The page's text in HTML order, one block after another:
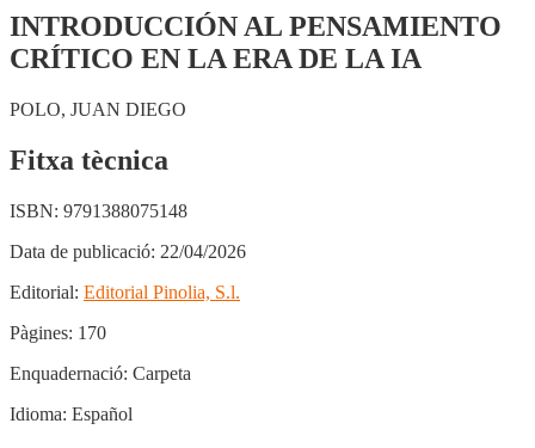
INTRODUCCIÓN AL PENSAMIENTO
CRÍTICO EN LA ERA DE LA IA
POLO, JUAN DIEGO
Fitxa tècnica
ISBN: 9791388075148
Data de publicació: 22/04/2026
Editorial: Editorial Pinolia, S.l.
Pàgines: 170
Enquadernació: Carpeta
Idioma: Español